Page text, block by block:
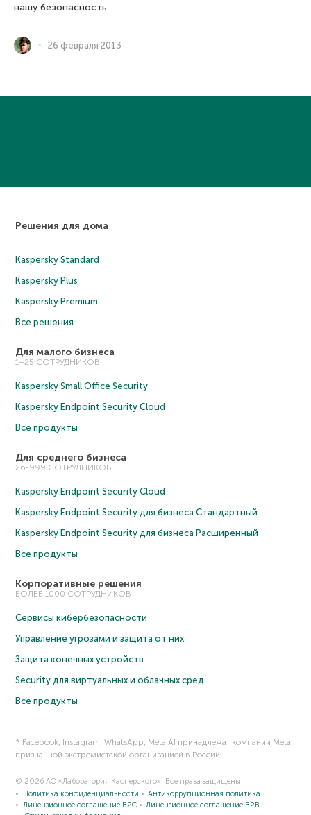
нашу безопасность.
26 февраля 2013
Решения для дома
Kaspersky Standard
Kaspersky Plus
Kaspersky Premium
Все решения
Для малого бизнеса
1–25 СОТРУДНИКОВ
Kaspersky Small Office Security
Kaspersky Endpoint Security Cloud
Все продукты
Для среднего бизнеса
26-999 СОТРУДНИКОВ
Kaspersky Endpoint Security Cloud
Kaspersky Endpoint Security для бизнеса Cтандартный
Kaspersky Endpoint Security для бизнеса Расширенный
Все продукты
Корпоративные решения
БОЛЕЕ 1000 СОТРУДНИКОВ
Сервисы кибербезопасности
Управление угрозами и защита от них
Защита конечных устройств
Security для виртуальных и облачных сред
Все продукты
* Facebook, Instagram, WhatsApp, Meta AI принадлежат компании Meta,
признанной экстремистской организацией в России.
© 2026 АО «Лаборатория Касперского». Все права защищены.
Политика конфиденциальности
Антикоррупционная политика
Лицензионное соглашение B2C
Лицензионное соглашение B2B